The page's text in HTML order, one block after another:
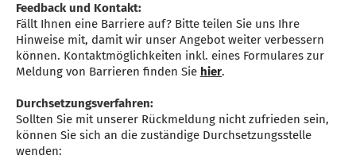
Feedback und Kontakt:
Fällt Ihnen eine Barriere auf? Bitte teilen Sie uns Ihre
Hinweise mit, damit wir unser Angebot weiter verbessern
können. Kontaktmöglichkeiten inkl. eines Formulares zur
Meldung von Barrieren finden Sie hier.
Durchsetzungsverfahren:
Sollten Sie mit unserer Rückmeldung nicht zufrieden sein,
können Sie sich an die zuständige Durchsetzungsstelle
wenden: